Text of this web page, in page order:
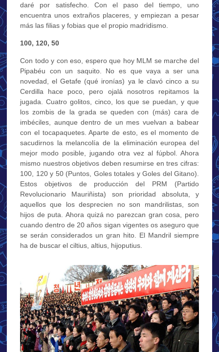
daré por satisfecho. Con el paso del tiempo, uno
encuentra unos extraños placeres, y empiezan a pesar
más las filias y fobias que el propio madridismo.
100, 120, 50
Con todo y con eso, espero que hoy MLM se marche del
Pipabéu con un saquito. No es que vaya a ser una
novedad, el Getafe (qué ironías) ya le clavó cinco a su
Cerdilla hace poco, pero ojalá nosotros repitamos la
jugada. Cuatro golitos, cinco, los que se puedan, y que
los zombis de la grada se queden con (más) cara de
imbéciles, aunque dentro de un mes vuelvan a babear
con el tocapaquetes. Aparte de esto, es el momento de
sacudirnos la melancolía de la eliminación europea del
mejor modo posible, jugando otra vez al fúpbol. Ahora
mismo nuestros objetivos deben resumirse en tres cifras:
100, 120 y 50 (Puntos, Goles totales y Goles del Gitano).
Estos objetivos de producción del PRM (Partido
Revolucionario Mauriñista) son prioridad absoluta, y
aquellos que los desprecien no son mandrilistas, son
hijos de puta. Ahora quizá no parezcan gran cosa, pero
cuando dentro de 20 años sigan vigentes os aseguro que
se serán considerados un gran hito. El Mandril siempre
ha de buscar el ciltius, altius, hijoputius.